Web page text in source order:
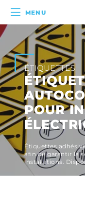
MENU
ÉTIQUETTES
POUR
Étiquettes
afin de garantir la
installations.